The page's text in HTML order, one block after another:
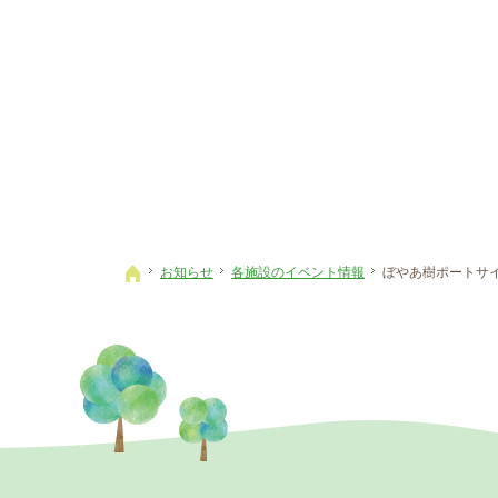
ホーム
お知らせ 各施設のイベント情報 ぼやあ樹ポート